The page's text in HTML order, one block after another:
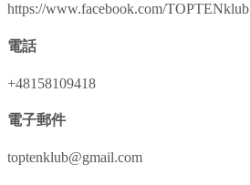
https://www.facebook.com/TOPTENklub
電話
+48158109418
電子郵件
toptenklub@gmail.com